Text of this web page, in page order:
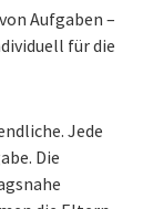
Aufgaben –
für die
Jede
Die